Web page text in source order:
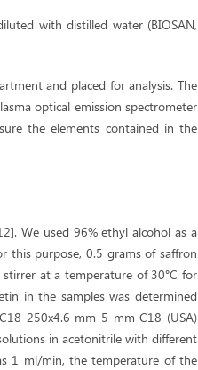
with distilled water (BIOSAN,
and placed for analysis. The
optical emission spectrometer
the elements contained in the
We used 96% ethyl alcohol as a
this purpose, 0.5 grams of saffron
at a temperature of 30°C for
in the samples was determined
250x4.6 mm 5 mm C18 (USA)
in acetonitrile with different
1 ml/min, the temperature of the